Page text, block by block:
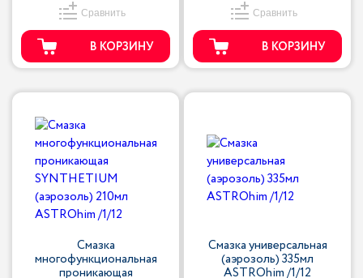
Сравнить
В КОРЗИНУ
Сравнить
В КОРЗИНУ
Смазка
многофункциональная
проникающая
Смазка универсальная
(аэрозоль) 335мл
ASTROhim /1/12